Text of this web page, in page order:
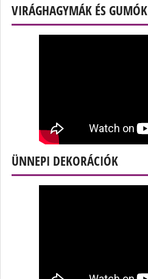
VIRÁGHAGYMÁK ÉS GUMÓK
ÜNNEPI DEKORÁCIÓK